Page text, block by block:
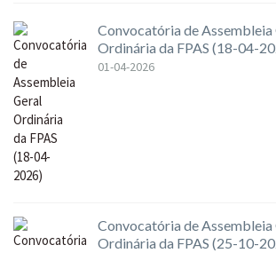
Convocatória de Assembleia
Ordinária da FPAS (18-04-
01-04-2026
Convocatória de Assembleia
Ordinária da FPAS (25-10-